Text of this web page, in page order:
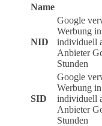
Name
NID
Google
Werbung
individuell
Anbieter
Stunden
SID
Google
Werbung
individuell
Anbieter
Stunden